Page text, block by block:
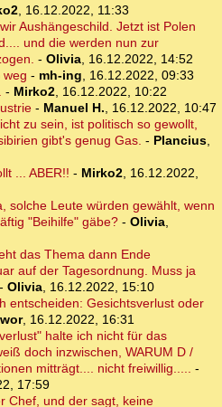
, 16.12.2022, 11:33
Aushängeschild. Jetzt ist Polen
und die werden nun zur
- Olivia, 16.12.2022, 14:52
weg - mh-ing, 16.12.2022, 09:33
- Mirko2, 16.12.2022, 10:22
- Manuel H., 16.12.2022, 10:47
zu sein, ist politisch so gewollt,
gibt's genug Gas. - Plancius,
... ABER!! - Mirko2, 16.12.2022,
solche Leute würden gewählt, wenn
"Beihilfe" gäbe? - Olivia,
das Thema dann Ende
auf der Tagesordnung. Muss ja
- Olivia, 16.12.2022, 15:10
entscheiden: Gesichtsverlust oder
, 16.12.2022, 16:31
halte ich nicht für das
doch inzwischen, WARUM D /
mitträgt.... nicht freiwillig..... -
17:59
Chef, und der sagt, keine